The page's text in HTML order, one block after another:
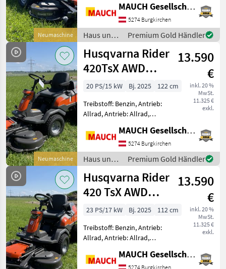
Neumaschine
Zweizylinder Kawasaki
Motor mit 23 PS - neues
Display - Husqvarna
Connect - neues Lenkrad - n
MAUCH Gesellschaft m.b.H. & Co.KG
5274 Burgkirchen
Haus und
Garten /
Husqvarna
Premium Gold Händler
Neumaschine
Husqvarna Rider
420TsX AWD
FRÜHBEZUGSAKTION
13.590
€
inkl. 20 %
MwSt.
11.325 €
exkl.
20 PS/15 kW Bj. 2025
122 cm
Treibstoff: Benzin, Antrieb:
Allrad, Antrieb: Allrad,
Beleuchtung,
Tiefenführungsrollen,
Antrieb: Allrad Husqvarna
Rider R420TsX AWD mit -
Allradantrieb -
MAUCH Gesellschaft m.b.H. & Co.KG
5274 Burgkirchen
Haus und
Garten /
Husqvarna
Premium Gold Händler
Husqvarna Rider
420 TsX AWD
inkl. Mähdeck
13.590
€
inkl. 20 %
MwSt.
11.325 €
exkl.
23 PS/17 kW Bj. 2025
112 cm
Treibstoff: Benzin, Antrieb:
Allrad, Antrieb: Allrad,
Beleuchtung,
MAUCH Gesellschaft m.b.H. & Co.KG
5274 Burgkirchen